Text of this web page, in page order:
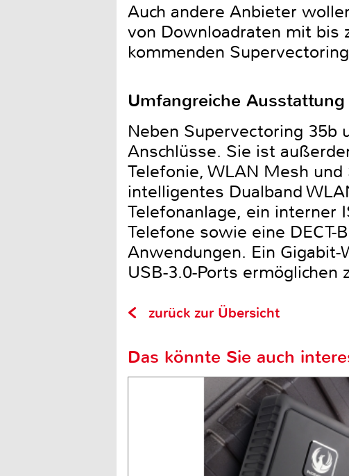
Auch andere Anbieter
von Downloadraten mit bis
kommenden
Umfangreiche Ausstattung
Neben Supervectoring 35b
Anschlüsse. Sie ist
Telefonie, WLAN Mesh
intelligentes Dualband
Telefonanlage, ein interner
Telefone sowie eine
Anwendungen. Ein Gigabit-
USB-3.0-Ports
zurück zur Übersicht
Das könnte Sie auch